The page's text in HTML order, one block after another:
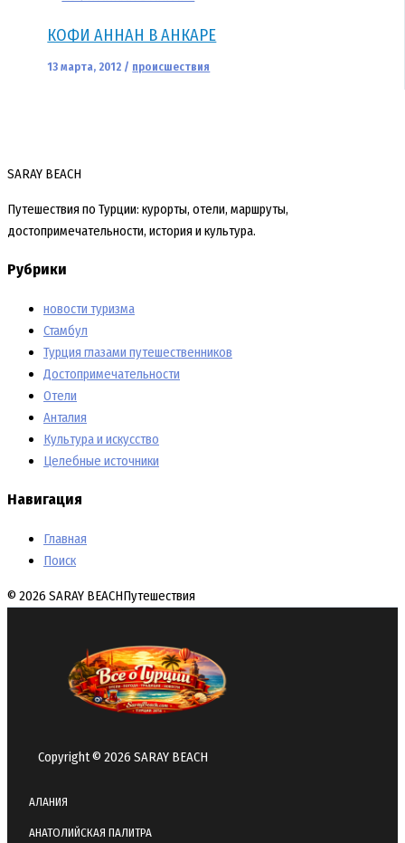
КОФИ АННАН В АНКАРЕ
13 марта, 2012 / происшествия
SARAY BEACH
Путешествия по Турции: курорты, отели, маршруты,
достопримечательности, история и культура.
Рубрики
новости туризма
Стамбул
Турция глазами путешественников
Достопримечательности
Отели
Анталия
Культура и искусство
Целебные источники
Навигация
Главная
Поиск
© 2026 SARAY BEACHПутешествия
Copyright © 2026 SARAY BEACH
АЛАНИЯ
АНАТОЛИЙСКАЯ ПАЛИТРА